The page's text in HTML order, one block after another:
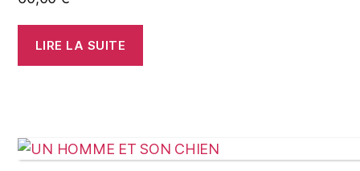
LIRE LA SUITE